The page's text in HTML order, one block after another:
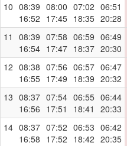
10 08:39
16:52
08:00
17:45
07:02
18:35
06:51
20:28
11
08:39
16:54
07:58
17:47
06:59
18:37
06:49
20:30
12 08:38
16:55
07:56
17:49
06:57
18:39
06:47
20:32
13 08:37
16:56
07:54
17:51
06:55
18:41
06:44
20:33
14 08:37
16:58
07:52
17:52
06:53
18:42
06:42
20:35